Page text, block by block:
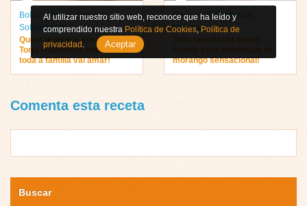
Bolos e Tortas,Doces e
Sobremesas
Quem resiste a essa delícia?
Torta Holandesa fantástica,
toda a família vai amar!
Doces e Sobremesas
Mousses
morango sensacional!
Comenta esta receta
Buscar
Al utilizar nuestro sitio web, reconoce que ha leído y
comprendido nuestra Política de Cookies Política de
privacidad
Aceptar